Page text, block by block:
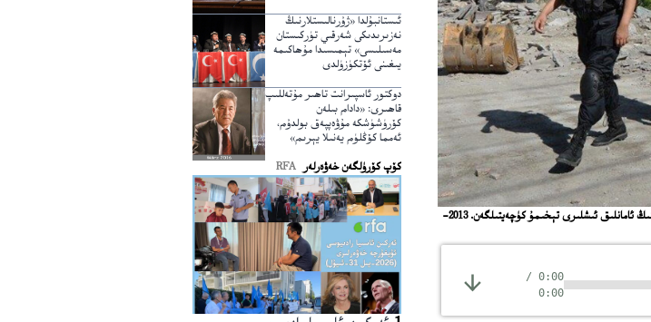
يەكەن قاتارلىق رايونلاردىكى خىتاي ھۆكۈمىتىنىڭ بېسىمىغا قارشى ۋەقەلەردىن كېيىن ئۈرۈمچىنىڭ ئامانلىق ئىشلىرى تېخىمۇ كۈچەيتىلگەن. 2013-
0:00
/
0:00
ئىستانبۇلدا «ژۇرنالىستلارنىڭ
نەزىرىدىكى شەرقىي تۈركىستان
مەسىلىسى» تېمىسىدا مۇھاكىمە
يىغىنى ئۆتكۈزۈلدى
دوكتور ئاسپىرانت تاھىر مۇتەللىپ
قاھىرى: «دادام بىلەن
كۆرۈشۈشكە مۇۋەپپەق بولدۇم،
ئەمما كۆڭلۈم يەنىلا يېرىم»
كۆپ كۆرۈلگەن خەۋەرلەر
RFA